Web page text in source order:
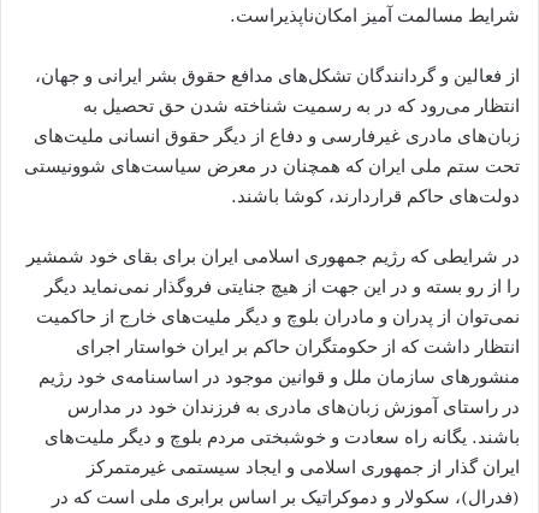
شرایط مسالمت آمیز امکان‌ناپذیراست.
از فعالین و گردانندگان تشکل‌های مدافع حقوق بشر ایرانی و جهان،
انتظار می‌‌رود که در به رسمیت شناخته شدن حق تحصیل به
زبان‌های مادری غیرفارسی و دفاع از دیگر حقوق انسانی ملیت‌های
تحت ستم ملی ایران که همچنان در معرض سیاست‌های شوونیستی
دولت‌های حاکم قراردارند، کوشا باشند.
در شرایطی که رژیم جمهوری اسلامی ایران برای بقای خود شمشیر
را از رو بسته و در این جهت از هیچ جنایتی فروگذار نمی‌نماید دیگر
نمی‌توان از پدران و مادران بلوچ و دیگر ملیت‌های خارج از حاکمیت
انتظار داشت که از حکومتگران حاکم بر ايران خواستار اجراى
منشورھاى سازمان ملل و قوانين موجود در اساسنامه‌ی خود رژيم
در راستاى آموزش زبان‌های مادری به فرزندان خود در مدارس
باشند. یگانه راه سعادت و خوشبختی مردم بلوچ و دیگر ملیت‌های
ایران گذار از جمهوری اسلامی و ایجاد سیستمی غیرمتمرکز
(فدرال)، سکولار و دموکراتیک بر اساس برابری ملی است که در